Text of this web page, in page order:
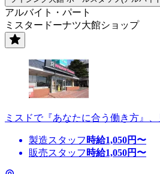
アルバイト・パート
ミスタードーナツ大館ショップ
ミスドで『あなたに合う働き方』
製造スタッフ 時給1,050円〜
販売スタッフ 時給1,050円〜